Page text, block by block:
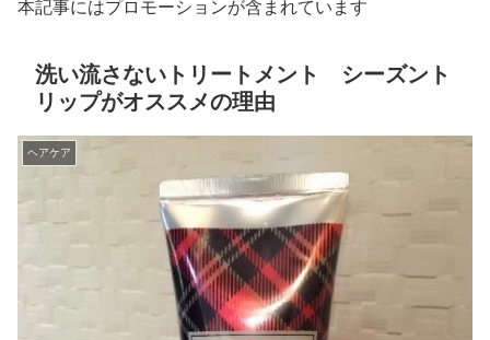
本記事にはプロモーションが含まれています
洗い流さないトリートメント シーズント
リップがオススメの理由
ヘアケア